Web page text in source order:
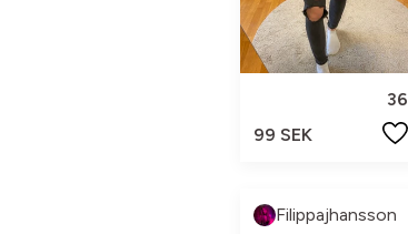
36
99 SEK
Filippajhansson